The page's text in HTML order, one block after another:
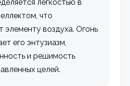
легкостью в
что
элементу воздуха. Огонь
его энтузиазм,
и решимость
целей.